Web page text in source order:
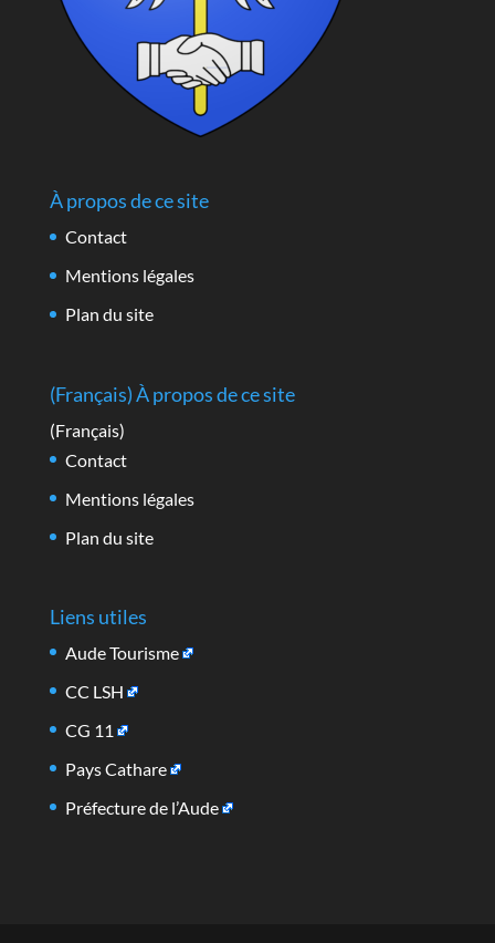
À propos de ce site
Contact
Mentions légales
Plan du site
(Français) À propos de ce site
(Français)
Contact
Mentions légales
Plan du site
Liens utiles
Aude Tourisme
CC LSH
CG 11
Pays Cathare
Préfecture de l’Aude